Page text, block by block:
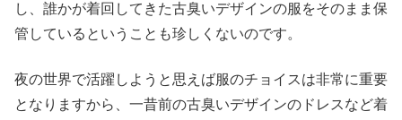
し、誰かが着回してきた古臭いデザインの服をそのまま保
管しているということも珍しくないのです。
夜の世界で活躍しようと思えば服のチョイスは非常に重要
となりますから、一昔前の古臭いデザインのドレスなど着